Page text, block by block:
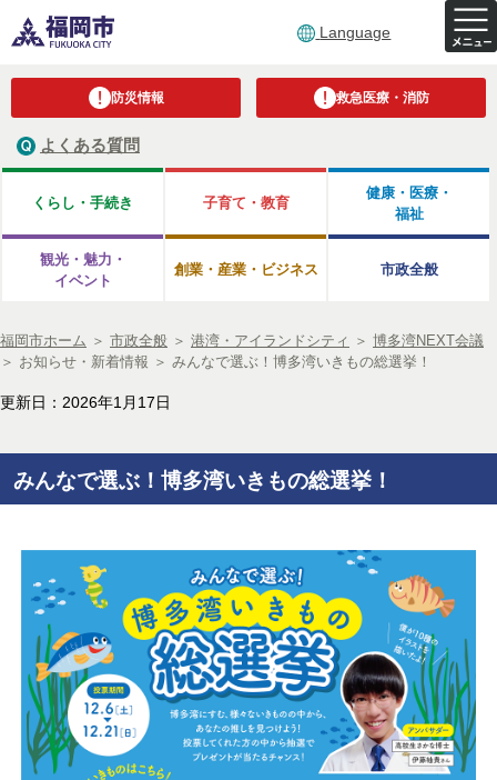
Language
防災情報 救急医療・消防
よくある質問
くらし・手続き 子育て・教育
健康・医療・
福祉
観光・魅力・
イベント
創業・産業・ビジネス 市政全般
福岡市ホーム ＞ 市政全般 ＞ 港湾・アイランドシティ ＞ 博多湾NEXT会議
＞ お知らせ・新着情報 ＞ みんなで選ぶ！博多湾いきもの総選挙！
更新日：2026年1月17日
みんなで選ぶ！博多湾いきもの総選挙！